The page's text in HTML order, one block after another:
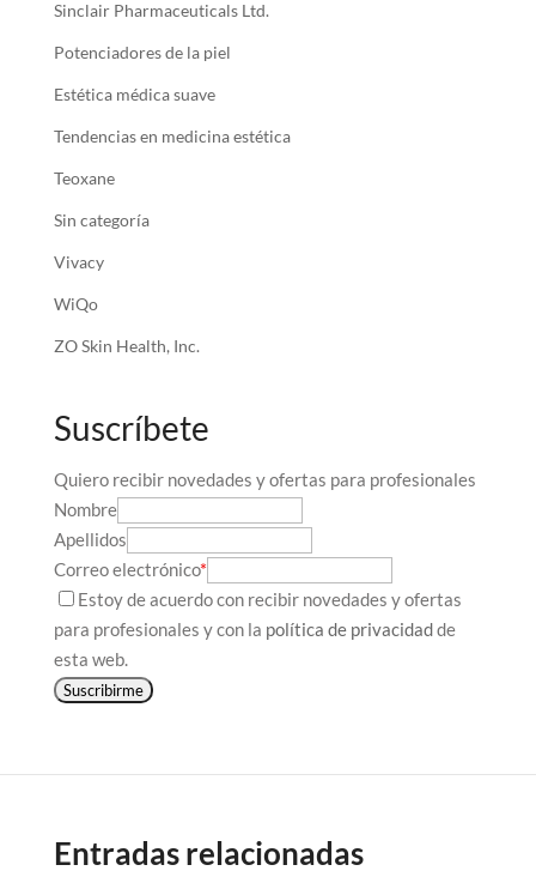
Sinclair Pharmaceuticals Ltd.
Potenciadores de la piel
Estética médica suave
Tendencias en medicina estética
Teoxane
Sin categoría
Vivacy
WiQo
ZO Skin Health, Inc.
Suscríbete
Quiero recibir novedades y ofertas para profesionales
Nombre
Apellidos
Correo electrónico*
Estoy de acuerdo con recibir novedades y ofertas
para profesionales y con la política de privacidadde
esta web.
Suscribirme
Entradas relacionadas